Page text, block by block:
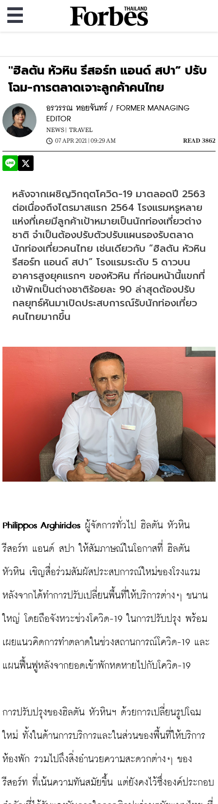
"ฮิลตัน หัวหิน รีสอร์ท แอนด์ สปา” ปรับ
โฉม-การตลาดเจาะลูกค้าคนไทย
อรวรรณ หอยจันทร์ / FORMER MANAGING
EDITOR
NEWS |
TRAVEL
07 APR 2021 | 09:29 AM
READ 3862
หลังจากเผชิญวิกฤตโควิด-19 มาตลอดปี 2563
ต่อเนื่องถึงไตรมาสแรก 2564 โรงแรมหรูหลาย
แห่งที่เคยมีลูกค้าเป้าหมายเป็นนักท่องเที่ยวต่าง
ชาติ จำเป็นต้องปรับตัวปรับแผนรองรับตลาด
นักท่องเที่ยวคนไทย เช่นเดียวกับ “ฮิลตัน หัวหิน
รีสอร์ท แอนด์ สปา” โรงแรมระดับ 5 ดาวบน
อาคารสูงยุคแรกๆ ของหัวหิน ที่ก่อนหน้านี้แขกที่
เข้าพักเป็นต่างชาติร้อยละ 90 ล่าสุดต้องปรับ
กลยุทธ์หันมาเปิดประสบการณ์รับนักท่องเที่ยว
คนไทยมากขึ้น
Philippos Arghirides ผู้จัดการทั่วไป ฮิลตัน หัวหิน
รีสอร์ท แอนด์ สปา ให้สัมภาษณ์ในโอกาสที่ ฮิลตัน
หัวหิน เชิญสื่อร่วมสัมผัสประสบการณ์ใหม่ของโรงแรม
หลังจากได้ทำการปรับเปลี่ยนพื้นที่ให้บริการต่างๆ ขนาน
ใหญ่ โดยถือจังหวะช่วงโควิด-19 ในการปรับปรุง พร้อม
เผยแนวคิดการทำตลาดในช่วงสถานการณ์โควิด-19 และ
แผนฟื้นฟูหลังจากยอดเข้าพักหดหายไปกับโควิด-19
การปรับปรุงของฮิลตัน หัวหินฯ ด้วยการเปลี่ยนรูปโฉม
ใหม่ ทั้งในด้านการบริการและในส่วนของพื้นที่ให้บริการ
ห้องพัก รวมไปถึงสิ่งอำนวยความสะดวกต่างๆ ของ
รีสอร์ท ที่เน้นความทันสมัยขึ้น แต่ยังคงไว้ซึ่งองค์ประกอบ